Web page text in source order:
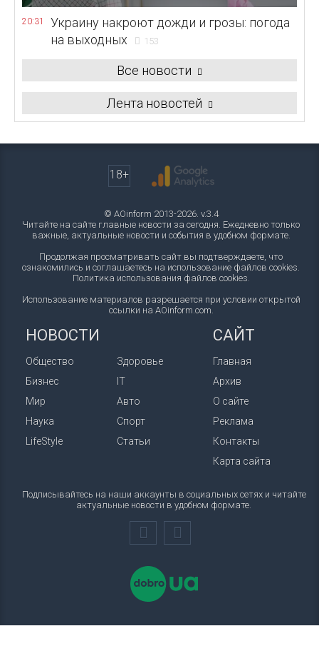
20:31
Украину накроют дожди и грозы: погода
на выходных
153
Все новости
Лента новостей
18+
© AOinform 2013-2026. v.3.4
Читайте на сайте главные новости за сегодня. Ежедневно только
важные, актуальные новости и события в удобном формате.
Продолжая просматривать сайт вы подтверждаете, что
ознакомились и соглашаетесь на использование файлов cookies.
Политика использования файлов cookies.
Использование материалов разрешается при условии открытой
ссылки на AOinform.com.
НОВОСТИ
Общество
Бизнес
Мир
Наука
LifeStyle
Здоровье
IT
Авто
Спорт
Статьи
САЙТ
Главная
Архив
О сайте
Реклама
Контакты
Карта сайта
Подписывайтесь на наши аккаунты в социальных сетях и читайте
актуальные новости в удобном формате.